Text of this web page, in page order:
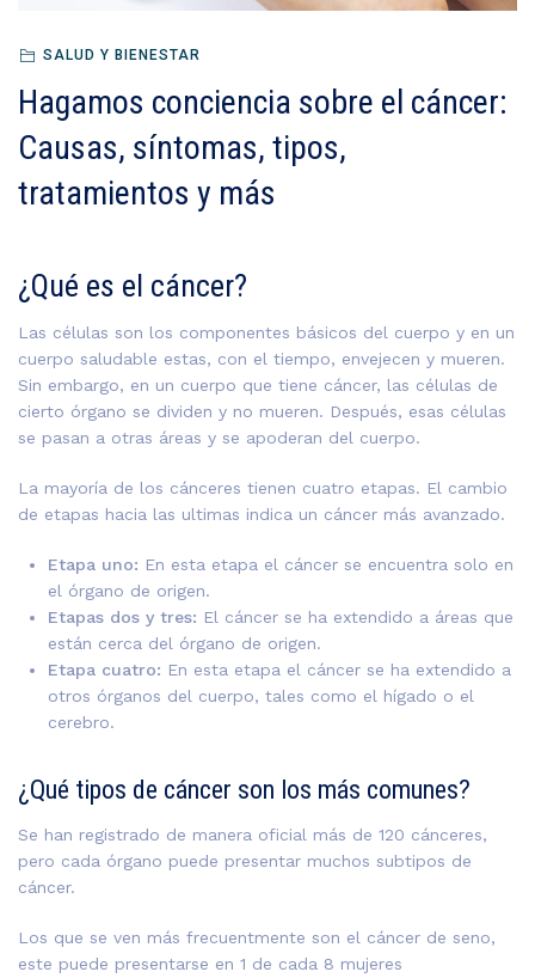
SALUD Y BIENESTAR
Hagamos conciencia sobre el cáncer:
Causas, síntomas, tipos,
tratamientos y más
¿Qué es el cáncer?
Las células son los componentes básicos del cuerpo y en un
cuerpo saludable estas, con el tiempo, envejecen y mueren.
Sin embargo, en un cuerpo que tiene cáncer, las células de
cierto órgano se dividen y no mueren. Después, esas células
se pasan a otras áreas y se apoderan del cuerpo.
La mayoría de los cánceres tienen cuatro etapas. El cambio
de etapas hacia las ultimas indica un cáncer más avanzado.
Etapa uno: En esta etapa el cáncer se encuentra solo en
el órgano de origen.
Etapas dos y tres: El cáncer se ha extendido a áreas que
están cerca del órgano de origen.
Etapa cuatro: En esta etapa el cáncer se ha extendido a
otros órganos del cuerpo, tales como el hígado o el
cerebro.
¿Qué tipos de cáncer son los más comunes?
Se han registrado de manera oficial más de 120 cánceres,
pero cada órgano puede presentar muchos subtipos de
cáncer.
Los que se ven más frecuentmente son el cáncer de seno,
este puede presentarse en 1 de cada 8 mujeres